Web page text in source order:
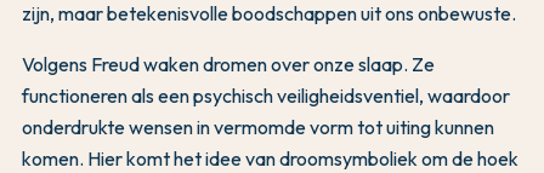
zijn, maar betekenisvolle boodschappen uit ons onbewuste.
Volgens Freud waken dromen over onze slaap. Ze
functioneren als een psychisch veiligheidsventiel, waardoor
onderdrukte wensen in vermomde vorm tot uiting kunnen
komen. Hier komt het idee van droomsymboliek om de hoek